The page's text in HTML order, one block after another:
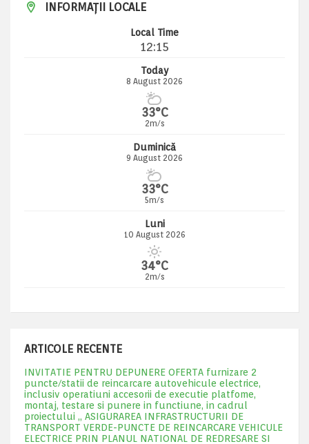
INFORMAȚII LOCALE
Local Time
12:15
Today
8 August 2026
33°C
2m/s
Duminică
9 August 2026
33°C
5m/s
Luni
10 August 2026
34°C
2m/s
ARTICOLE RECENTE
INVITATIE PENTRU DEPUNERE OFERTA furnizare 2
puncte/statii de reincarcare autovehicule electrice,
inclusiv operatiuni accesorii de executie platfome,
montaj, testare si punere in functiune, in cadrul
proiectului „ ASIGURAREA INFRASTRUCTURII DE
TRANSPORT VERDE-PUNCTE DE REINCARCARE VEHICULE
ELECTRICE PRIN PLANUL NATIONAL DE REDRESARE SI